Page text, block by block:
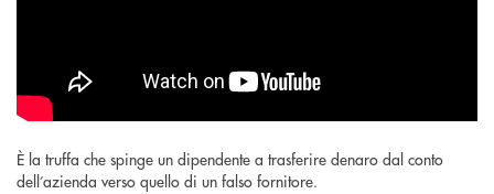
È la truffa che spinge un dipendente a trasferire denaro dal conto
dell’azienda verso quello di un falso fornitore.